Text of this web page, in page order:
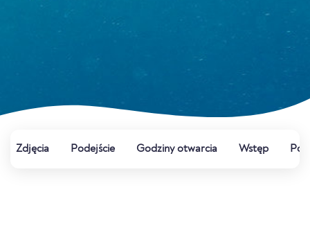
Zdjęcia Podejście Godziny otwarcia Wstęp